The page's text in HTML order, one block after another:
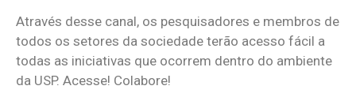
Através desse canal, os pesquisadores e membros de
todos os setores da sociedade terão acesso fácil a
todas as iniciativas que ocorrem dentro do ambiente
da USP. Acesse! Colabore!